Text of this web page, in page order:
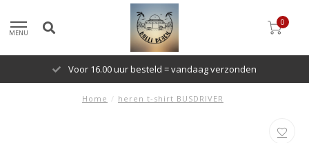
MENU
0
Voor 16.00 uur besteld = vandaag verzonden
Home / heren t-shirt BUSDRIVER